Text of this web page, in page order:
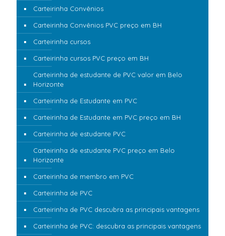
Carteirinha Convênios
Carteirinha Convênios PVC preço em BH
Carteirinha cursos
Carteirinha cursos PVC preço em BH
Carteirinha de estudante de PVC valor em Belo
Horizonte
Carteirinha de Estudante em PVC
Carteirinha de Estudante em PVC preço em BH
Carteirinha de estudante PVC
Carteirinha de estudante PVC preço em Belo
Horizonte
Carteirinha de membro em PVC
Carteirinha de PVC
Carteirinha de PVC descubra as principais vantagens
Carteirinha de PVC: descubra as principais vantagens